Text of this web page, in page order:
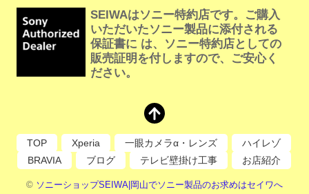
SEIWAはソニー特約店です。ご購入
いただいたソニー製品に添付される
保証書に は、ソニー特約店としての
販売証明を付しますので、ご安心く
ださい。
TOP Xperia 一眼カメラα・レンズ
ハイレゾ
BRAVIA
ブログ テレビ壁掛け工事 お店紹介
© ソニーショップSEIWA|岡山でソニー製品のお求めはセイワへ